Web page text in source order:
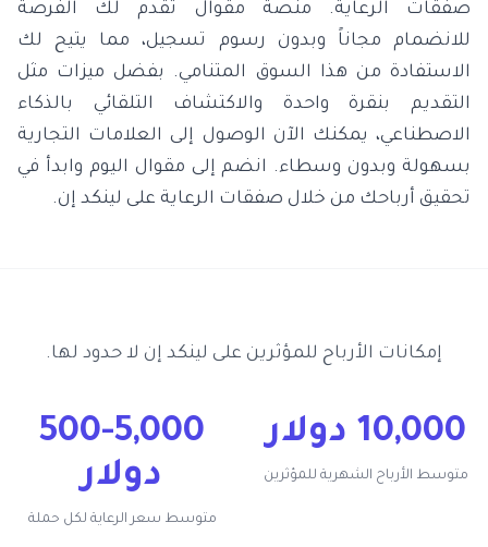
صفقات الرعاية. منصة مقوال تقدم لك الفرصة
للانضمام مجاناً وبدون رسوم تسجيل، مما يتيح لك
الاستفادة من هذا السوق المتنامي. بفضل ميزات مثل
التقديم بنقرة واحدة والاكتشاف التلقائي بالذكاء
الاصطناعي، يمكنك الآن الوصول إلى العلامات التجارية
بسهولة وبدون وسطاء. انضم إلى مقوال اليوم وابدأ في
تحقيق أرباحك من خلال صفقات الرعاية على لينكد إن.
إمكانات الأرباح للمؤثرين على لينكد إن لا حدود لها.
10,000 دولار
متوسط الأرباح الشهرية للمؤثرين
500-5,000
دولار
متوسط سعر الرعاية لكل حملة